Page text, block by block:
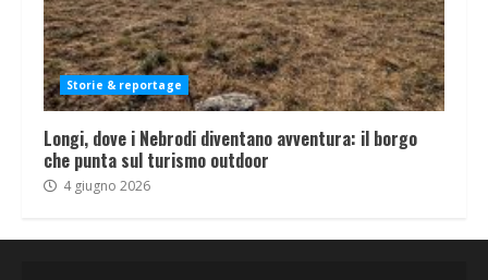
Storie & reportage
Longi, dove i Nebrodi diventano avventura: il borgo
che punta sul turismo outdoor
4 giugno 2026